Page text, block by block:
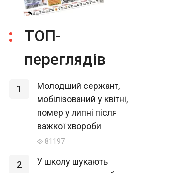
ТОП-
переглядів
1
Молодший сержант,
мобілізований у квітні,
помер у липні після
важкої хвороби
81197
2
У школу шукають